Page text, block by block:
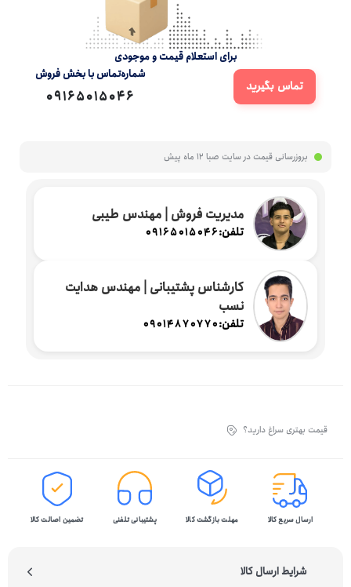
برای استعلام قیمت و موجودی
تماس بگیرید
شماره‌تماس‌ با‌ بخش فروش
09165015046
بروزرسانی قیمت در سایت صبا 12 ماه پیش
مدیریت فروش | مهندس طیبی
تلفن:09165015046
کارشناس پشتیبانی | مهندس هدایت
نسب
تلفن:09014870770
قیمت بهتری سراغ دارید؟
ارسال سریع کالا مهلت بازگشت کالا پشتیبانی تلفنی تضمین اصالت کالا
شرایط ارسال کالا